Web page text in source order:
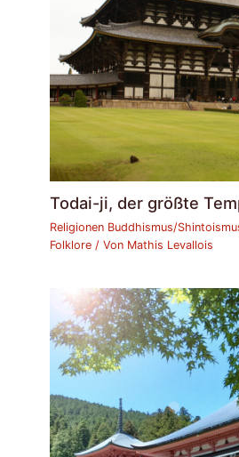
Todai-ji, der größte
Religionen Buddhismus/
Folklore / Von Mathis Levallois